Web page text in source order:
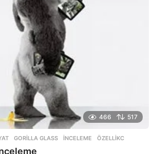
466 517
,GORILLA GLASS ,INCELEME ,ÖZELLIKC